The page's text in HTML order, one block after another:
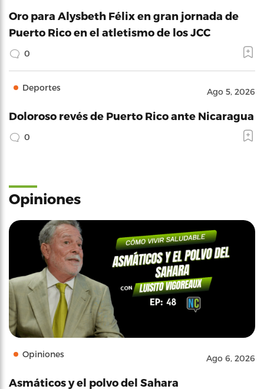
Oro para Alysbeth Félix en gran jornada de
Puerto Rico en el atletismo de los JCC
0
Deportes Ago 5, 2026
Doloroso revés de Puerto Rico ante Nicaragua
0
Opiniones
Opiniones Ago 6, 2026
Asmáticos y el polvo del Sahara